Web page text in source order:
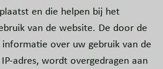
en die helpen bij het
van de website. De door de
over uw gebruik van de
adres, wordt overgedragen aan